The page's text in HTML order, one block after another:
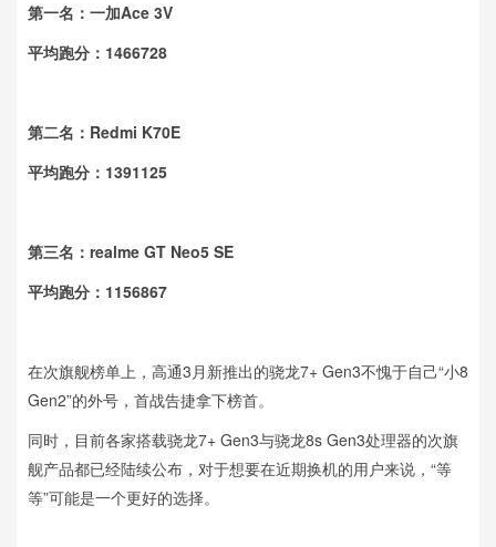
第一名：一加Ace 3V
平均跑分：1466728
第二名：Redmi K70E
平均跑分：1391125
第三名：realme GT Neo5 SE
平均跑分：1156867
在次旗舰榜单上，高通3月新推出的骁龙7+ Gen3不愧于自己“小8
Gen2”的外号，首战告捷拿下榜首。
同时，目前各家搭载骁龙7+ Gen3与骁龙8s Gen3处理器的次旗
舰产品都已经陆续公布，对于想要在近期换机的用户来说，“等
等”可能是一个更好的选择。